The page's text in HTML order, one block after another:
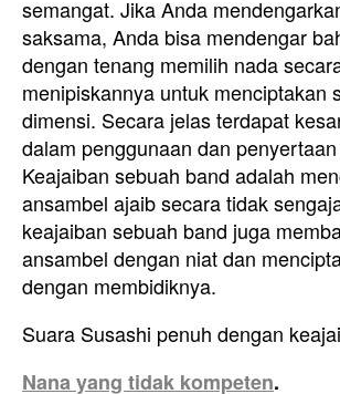
semangat. Jika Anda
saksama, Anda bisa mendengar
dengan tenang memilih nada
menipiskannya untuk menciptakan
dimensi. Secara jelas terdapat
dalam penggunaan dan
Keajaiban sebuah band adalah
ansambel ajaib secara tidak
keajaiban sebuah band juga
ansambel dengan niat dan
dengan membidiknya.
Suara Susashi penuh dengan
Nana yang tidak kompeten.